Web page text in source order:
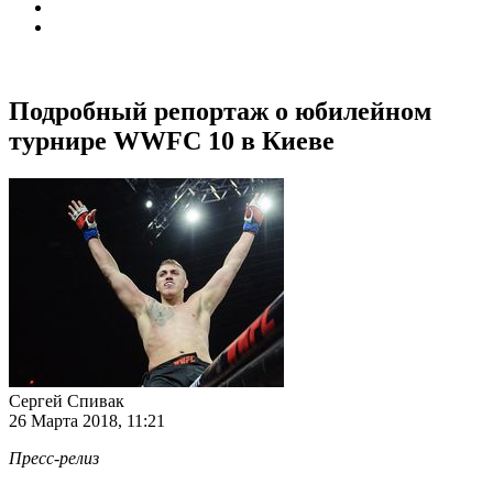
Подробный репортаж о юбилейном
турнире WWFC 10 в Киеве
Сергей Спивак
26 Марта 2018, 11:21
Пресс-релиз